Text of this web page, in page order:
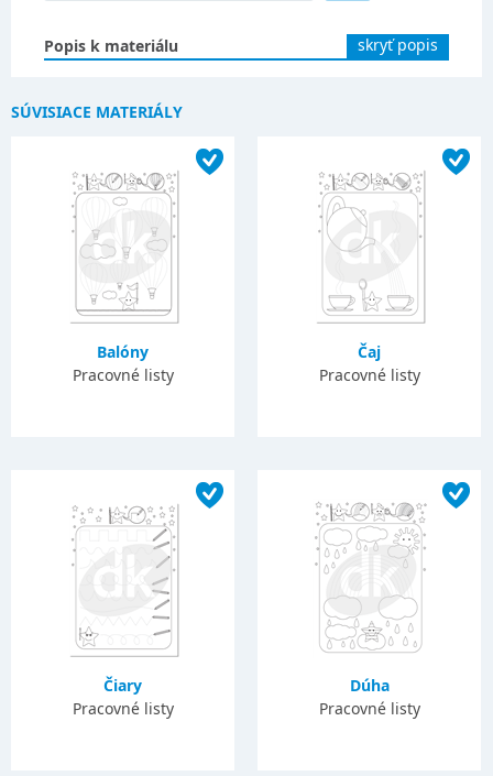
Popis k materiálu skryť popis
SÚVISIACE MATERIÁLY
Balóny
Pracovné listy
Čaj
Pracovné listy
Čiary
Pracovné listy
Dúha
Pracovné listy